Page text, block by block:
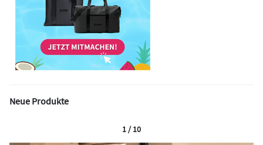
Neue Produkte
1 / 10